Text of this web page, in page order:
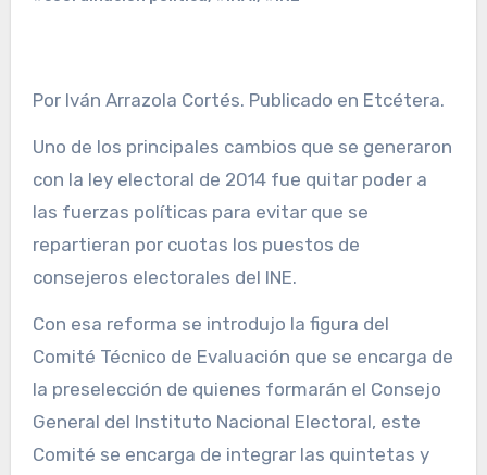
Por Iván Arrazola Cortés. Publicado en Etcétera.
Uno de los principales cambios que se generaron
con la ley electoral de 2014 fue quitar poder a
las fuerzas políticas para evitar que se
repartieran por cuotas los puestos de
consejeros electorales del INE.
Con esa reforma se introdujo la figura del
Comité Técnico de Evaluación que se encarga de
la preselección de quienes formarán el Consejo
General del Instituto Nacional Electoral, este
Comité se encarga de integrar las quintetas y